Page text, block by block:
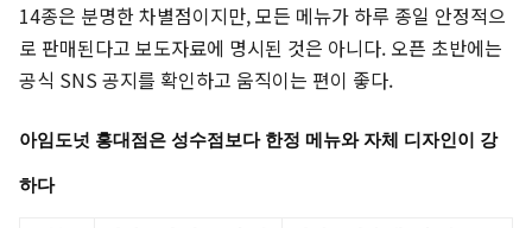
14종은 분명한 차별점이지만, 모든 메뉴가 하루 종일 안정적으
로 판매된다고 보도자료에 명시된 것은 아니다. 오픈 초반에는
공식 SNS 공지를 확인하고 움직이는 편이 좋다.
아임도넛 홍대점은 성수점보다 한정 메뉴와 자체 디자인이 강
하다